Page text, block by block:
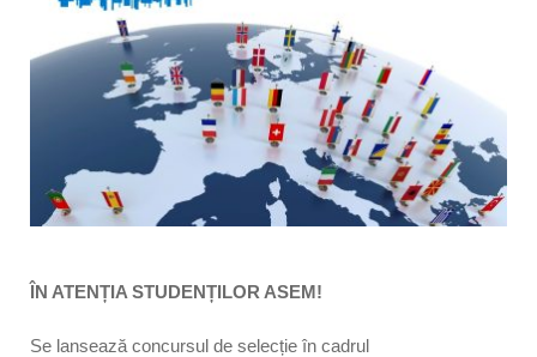
ÎN ATENȚIA STUDENȚILOR ASEM!
Se lansează concursul de selecție în cadrul